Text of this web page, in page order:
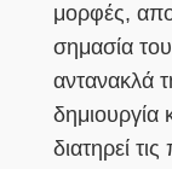
μορφές,
σημασία
αντανακλά
διατηρεί